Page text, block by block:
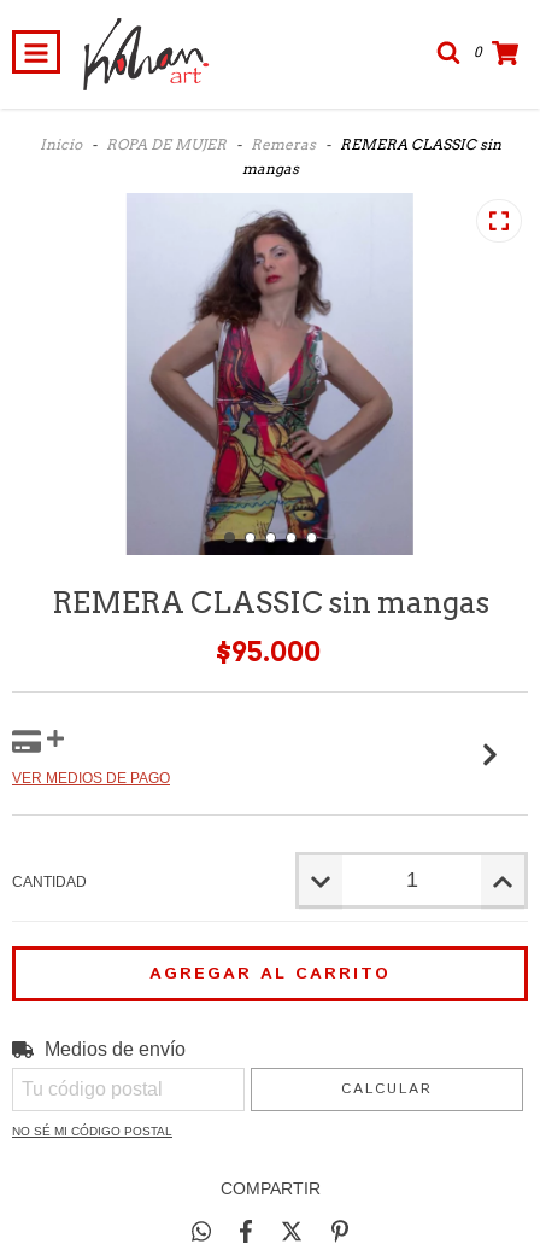
0
Inicio - ROPA DE MUJER - Remeras -
REMERA CLASSIC sin
mangas
REMERA CLASSIC sin mangas
$95.000
VER MEDIOS DE PAGO
CANTIDAD
Entregas para el CP:
Medios de envío
CALCULAR
NO SÉ MI CÓDIGO POSTAL
COMPARTIR